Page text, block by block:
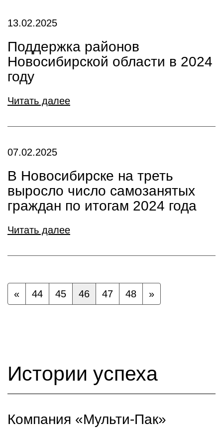
13.02.2025
Поддержка районов
Новосибирской области в 2024
году
Читать далее
07.02.2025
В Новосибирске на треть
выросло число самозанятых
граждан по итогам 2024 года
Читать далее
« 44 45 46 47 48 »
Истории успеха
Компания «Мульти-Пак»